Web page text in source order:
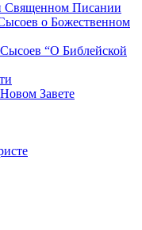
Писании
о Божественном
“О Библейской
Завете